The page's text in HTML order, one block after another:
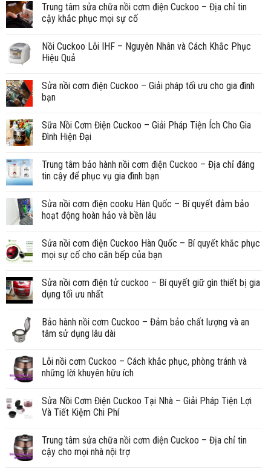
Trung tâm sửa chữa nồi cơm điện Cuckoo – Địa chỉ tin
cậy khắc phục mọi sự cố
Nồi Cuckoo Lỗi IHF – Nguyên Nhân và Cách Khắc Phục
Hiệu Quả
Sửa nồi cơm điện Cuckoo – Giải pháp tối ưu cho gia đình
bạn
Sữa Nồi Cơm Điện Cuckoo – Giải Pháp Tiện Ích Cho Gia
Đình Hiện Đại
Trung tâm bảo hành nồi cơm điện Cuckoo – Địa chỉ đáng
tin cậy để phục vụ gia đình bạn
Sửa nồi cơm điện cooku Hàn Quốc – Bí quyết đảm bảo
hoạt động hoàn hảo và bền lâu
Sửa nồi cơm điện Cuckoo Hàn Quốc – Bí quyết khắc phục
mọi sự cố cho căn bếp của bạn
Sửa nồi cơm điện tử cuckoo – Bí quyết giữ gìn thiết bị gia
dụng tối ưu nhất
Bảo hành nồi cơm Cuckoo – Đảm bảo chất lượng và an
tâm sử dụng lâu dài
Lỗi nồi cơm Cuckoo – Cách khắc phục, phòng tránh và
những lời khuyên hữu ích
Sửa Nồi Cơm Điện Cuckoo Tại Nhà – Giải Pháp Tiện Lợi
Và Tiết Kiệm Chi Phí
Trung tâm sửa chữa nồi cơm điện Cuckoo – Địa chỉ tin
cậy cho mọi nhà nội trợ